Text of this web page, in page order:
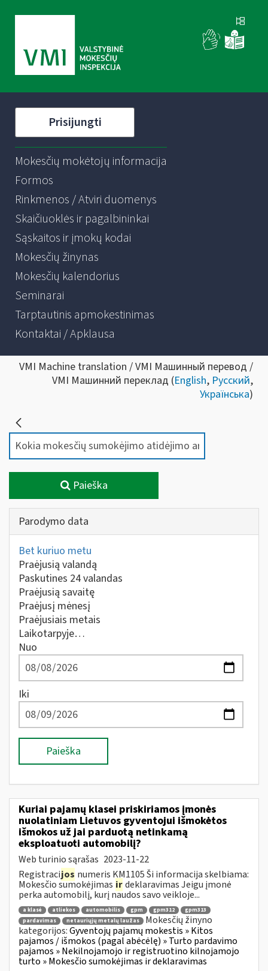
Prisijungti
Mokesčių mokėtojų informacija
Formos
Rinkmenos / Atviri duomenys
Skaičiuoklės ir pagalbininkai
Sąskaitos ir įmokų kodai
Mokesčių žinynas
Mokesčių kalendorius
Seminarai
Tarptautinis apmokestinimas
Kontaktai / Apklausa
VMI Machine translation / VMI Машинный перевод /
VMI Машинний переклад (English, Русский,
Українська)
Paieška
Parodymo data
Bet kuriuo metu
Praėjusią valandą
Paskutines 24 valandas
Praėjusią savaitę
Praėjusį mėnesį
Praėjusiais metais
Laikotarpyje…
Nuo
Iki
Paieška
Kuriai pajamų klasei priskiriamos įmonės
nuolatiniam Lietuvos gyventojui išmokėtos
išmokos už jai parduotą netinkamą
eksploatuoti automobilį?
Web turinio sąrašas 2023-11-22
Registracijos numeris KM1105 Ši informacija skelbiama:
Mokesčio sumokėjimas irdeklaravimas Jeigu įmonė
perka automobilį, kurį naudos savo veikloje...
a klasė atliekos automobilis gpm gpm312
gpm313
pardavimas
netauriųjų metalų laužas
Mokesčių žinyno
kategorijos:Gyventojų pajamų mokestis » Kitos
pajamos / išmokos (pagal abėcėlę) » Turto pardavimo
pajamos » Nekilnojamojo ir registruotino kilnojamojo
turto » Mokesčio sumokėjimas ir deklaravimas